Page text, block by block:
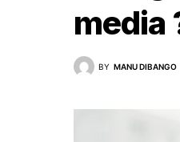
media
BY MANU DIBANGO